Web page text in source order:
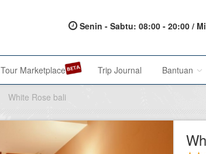
Senin - Sabtu: 08:00 - 20:00 /
Tour Marketplace Trip Journal Bantuan
About Us
Metode
White Rose bali